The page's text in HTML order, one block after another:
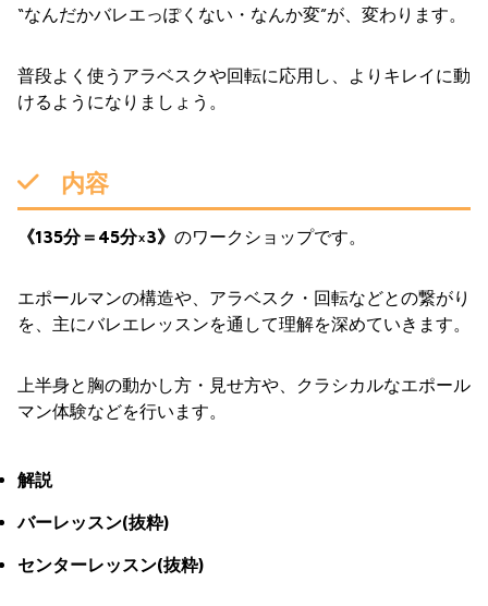
“なんだかバレエっぽくない・なんか変”が、変わります。
普段よく使うアラベスクや回転に応用し、よりキレイに動
けるようになりましょう。
内容
《135分＝45分×3》 のワークショップです。
エポールマンの構造や、アラベスク・回転などとの繋がり
を、主にバレエレッスンを通して理解を深めていきます。
上半身と胸の動かし方・見せ方や、クラシカルなエポール
マン体験などを行います。
解説
バーレッスン(抜粋)
センターレッスン(抜粋)